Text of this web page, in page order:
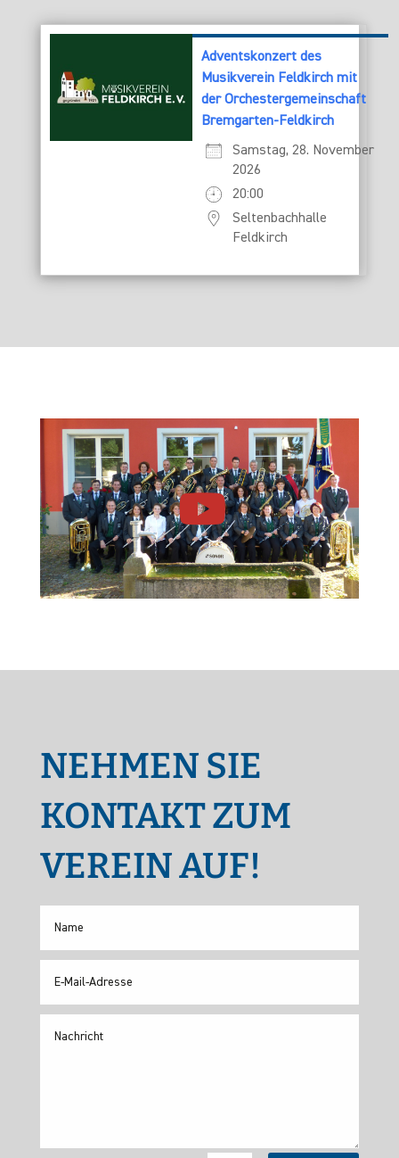
Adventskonzert des
Musikverein Feldkirch mit
der Orchestergemeinschaft
Bremgarten-Feldkirch
Samstag, 28. November
2026
20:00
Seltenbachhalle
Feldkirch
NEHMEN SIE
KONTAKT ZUM
VEREIN AUF!